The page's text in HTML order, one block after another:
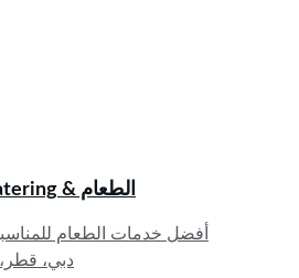
الطعام & catering
أفضل خدمات الطعام
دبي،